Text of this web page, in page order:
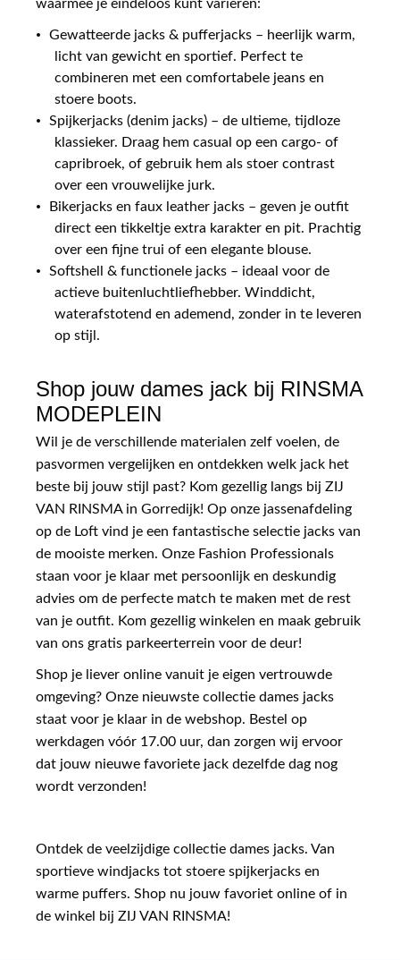
waarmee je eindeloos kunt variëren:
Gewatteerde jacks & pufferjacks – heerlijk warm,
licht van gewicht en sportief. Perfect te
combineren met een comfortabele jeans en
stoere boots.
Spijkerjacks (denim jacks) – de ultieme, tijdloze
klassieker. Draag hem casual op een cargo- of
capribroek, of gebruik hem als stoer contrast
over een vrouwelijke jurk.
Bikerjacks en faux leather jacks – geven je outfit
direct een tikkeltje extra karakter en pit. Prachtig
over een fijne trui of een elegante blouse.
Softshell & functionele jacks – ideaal voor de
actieve buitenluchtliefhebber. Winddicht,
waterafstotend en ademend, zonder in te leveren
op stijl.
Shop jouw dames jack bij RINSMA
MODEPLEIN
Wil je de verschillende materialen zelf voelen, de
pasvormen vergelijken en ontdekken welk jack het
beste bij jouw stijl past? Kom gezellig langs bij ZIJ
VAN RINSMA in Gorredijk! Op onze jassenafdeling
op de Loft vind je een fantastische selectie jacks van
de mooiste merken. Onze Fashion Professionals
staan voor je klaar met persoonlijk en deskundig
advies om de perfecte match te maken met de rest
van je outfit. Kom gezellig winkelen en maak gebruik
van ons gratis parkeerterrein voor de deur!
Shop je liever online vanuit je eigen vertrouwde
omgeving? Onze nieuwste collectie dames jacks
staat voor je klaar in de webshop. Bestel op
werkdagen vóór 17.00 uur, dan zorgen wij ervoor
dat jouw nieuwe favoriete jack dezelfde dag nog
wordt verzonden!
Ontdek de veelzijdige collectie dames jacks. Van
sportieve windjacks tot stoere spijkerjacks en
warme puffers. Shop nu jouw favoriet online of in
de winkel bij ZIJ VAN RINSMA!